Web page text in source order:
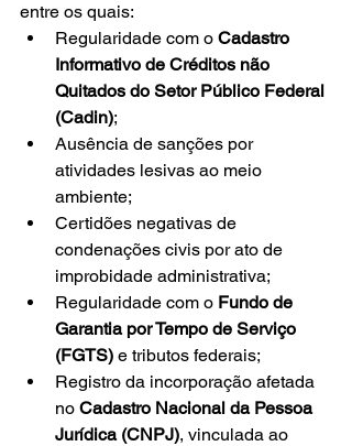
entre os quais:
Regularidade com o Cadastro
Informativo de Créditos não
Quitados do Setor Público Federal
(Cadin);
Ausência de sanções por
atividades lesivas ao meio
ambiente;
Certidões negativas de
condenações civis por ato de
improbidade administrativa;
Regularidade com o Fundo de
Garantia por Tempo de Serviço
(FGTS) e tributos federais;
Registro da incorporação afetada
no Cadastro Nacional da Pessoa
Jurídica (CNPJ), vinculada ao